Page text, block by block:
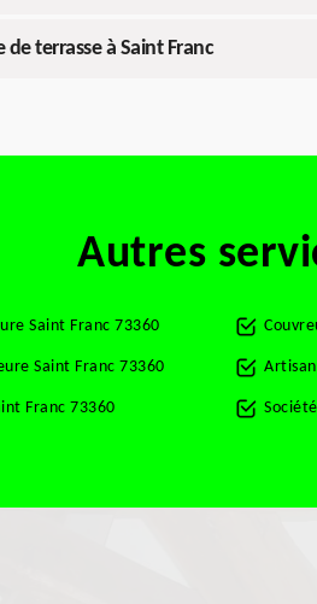
terrasse à Saint Franc
Autres
Saint Franc 73360
Saint Franc 73360
Franc 73360